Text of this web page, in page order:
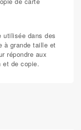
utilisée dans des
à grande taille et
répondre aux
et de copie.